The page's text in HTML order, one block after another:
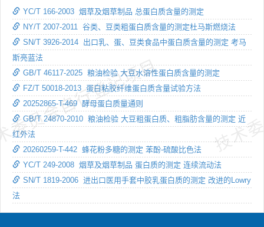
员会自行登记项目 技
YC/T 166-2003 烟草及烟草制品 总蛋白质含量的测定
NY/T 2007-2011 谷类、豆类粗蛋白质含量的测定杜马斯燃烧法
SN/T 3926-2014 出口乳、蛋、豆类食品中蛋白质含量的测定 考马
斯亮蓝法
GB/T 46117-2025 粮油检验 大豆水溶性蛋白质含量的测定
FZ/T 50018-2013 蛋白粘胶纤维蛋白质含量试验方法
20252865-T-469 酵母蛋白质量通则
GB/T 24870-2010 粮油检验 大豆粗蛋白质、粗脂肪含量的测定 近
红外法
20260259-T-442 蜂花粉多糖的测定 苯酚-硫酸比色法
YC/T 249-2008 烟草及烟草制品 蛋白质的测定 连续流动法
SN/T 1819-2006 进出口医用手套中胶乳蛋白质的测定 改进的Lowry
法